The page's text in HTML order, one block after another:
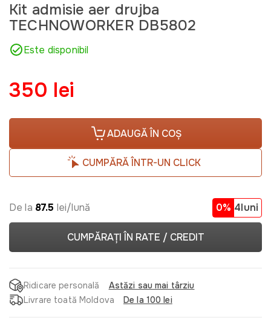
Kit admisie aer drujba
TECHNOWORKER DB5802
Este disponibil
350 lei
ADAUGĂ ÎN COȘ
CUMPĂRĂ ÎNTR-UN CLICK
De la 87.5 lei/lună 0% 4luni
CUMPĂRAȚI ÎN RATE / CREDIT
Ridicare personală
Astăzi sau mai târziu
Livrare toată Moldova
De la 100 lei